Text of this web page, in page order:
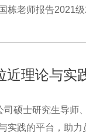
老师报告2021
理论与实
司硕士研究生导
践的平台，助